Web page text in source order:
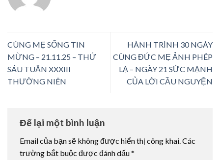
CÙNG MẸ SỐNG TIN
MỪNG – 21.11.25 – THỨ
SÁU TUẦN XXXIII
THƯỜNG NIÊN
HÀNH TRÌNH 30 NGÀY
CÙNG ĐỨC MẸ ẢNH PHÉP
LẠ – NGÀY 21 SỨC MẠNH
CỦA LỜI CẦU NGUYỆN
Để lại một bình luận
Email của bạn sẽ không được hiển thị công khai.Các
trường bắt buộc được đánh dấu*